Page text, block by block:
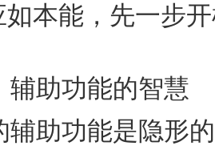
如本能，先一步
辅助功能的智慧
辅助功能是隐形